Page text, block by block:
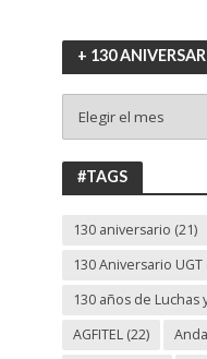
+ 130
130
ANIVERSARIO
UGT
#TAGS
130 aniversario (21)
130 Aniversario UGT
130 años de Luchas
AGFITEL(22)